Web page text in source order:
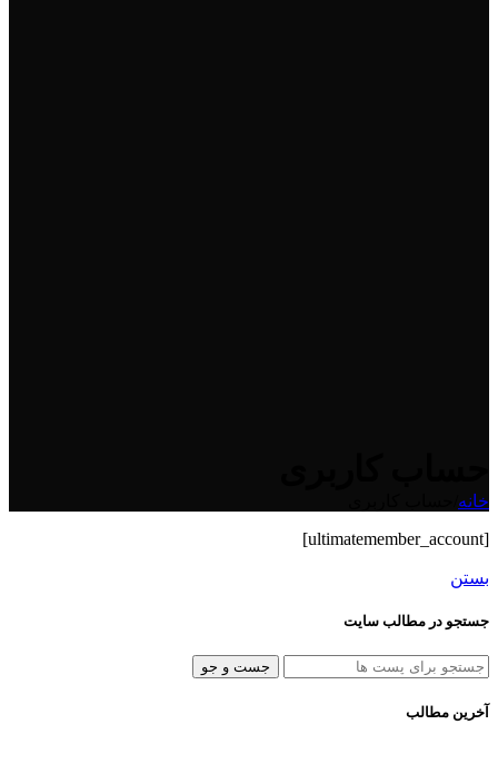
خانه
[ultimatemember_account]
بستن
جستجو در مطالب سایت
جست و جو
آخرین مطالب